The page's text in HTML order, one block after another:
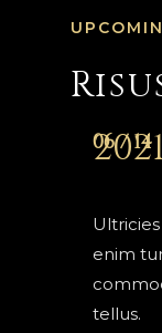
enim
tellus.
06 / 14
2021